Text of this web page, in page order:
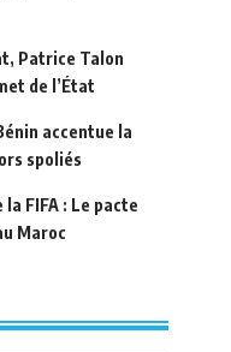
Patrice Talon
de l’État
accentue la
spoliés
FIFA : Le pacte
Maroc